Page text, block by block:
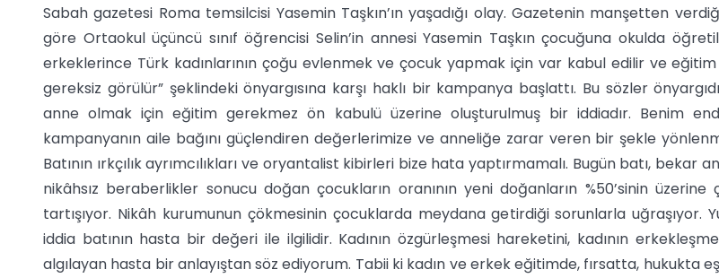
Sabah gazetesi Roma temsilcisi Yasemin Taşkın’ın yaşadığı olay. Gazetenin manşetten
göre Ortaokul üçüncü sınıf öğrencisi Selin’in annesi Yasemin Taşkın çocuğuna okulda
erkeklerince Türk kadınlarının çoğu evlenmek ve çocuk yapmak için var kabul edilir ve eğitim
gereksiz görülür” şeklindeki önyargısına karşı haklı bir kampanya başlattı. Bu sözler
anne olmak için eğitim gerekmez ön kabulü üzerine oluşturulmuş bir iddiadır. Benim
kampanyanın aile bağını güçlendiren değerlerimize ve anneliğe zarar veren bir şekle
Batının ırkçılık ayrımcılıkları ve oryantalist kibirleri bize hata yaptırmamalı. Bugün batı, bekar
nikâhsız beraberlikler sonucu doğan çocukların oranının yeni doğanların %50’sinin üzerine
tartışıyor. Nikâh kurumunun çökmesinin çocuklarda meydana getirdiği sorunlarla uğraşıyor.
iddia batının hasta bir değeri ile ilgilidir. Kadının özgürleşmesi hareketini, kadının
algılayan hasta bir anlayıştan söz ediyorum. Tabii ki kadın ve erkek eğitimde, fırsatta, hukukta